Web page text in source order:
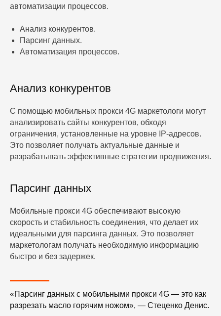
автоматизации процессов.
Анализ конкурентов.
Парсинг данных.
Автоматизация процессов.
Анализ конкурентов
С помощью мобильных прокси 4G маркетологи могут
анализировать сайты конкурентов, обходя
ограничения, установленные на уровне IP-адресов.
Это позволяет получать актуальные данные и
разрабатывать эффективные стратегии продвижения.
Парсинг данных
Мобильные прокси 4G обеспечивают высокую
скорость и стабильность соединения, что делает их
идеальными для парсинга данных. Это позволяет
маркетологам получать необходимую информацию
быстро и без задержек.
«Парсинг данных с мобильными прокси 4G — это как
разрезать масло горячим ножом», — Стеценко Денис.